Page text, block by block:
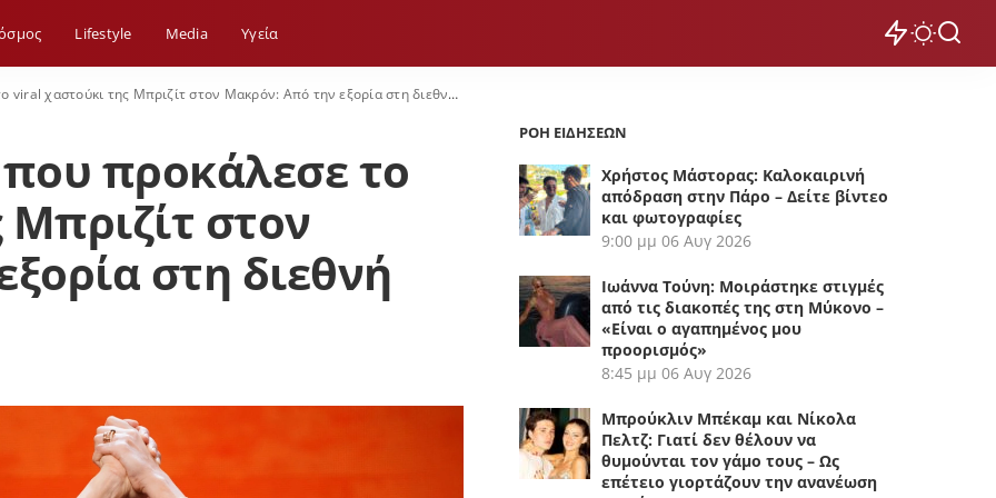
Lifestyle Media Yγεία
χαστούκι της Μπριζίτ στον Μακρόν: Από την εξορία στη διεθνή αναγνώριση
προκάλεσε το
στον
στη διεθνή
ΡΟΗ ΕΙΔΗΣΕΩΝ
Χρήστος Μάστορας: Καλοκαιρινή
απόδραση στην Πάρο – Δείτε βίντεο
και φωτογραφίες
9:00 μμ 06 Αυγ 2026
Ιωάννα Τούνη: Μοιράστηκε στιγμές
από τις διακοπές της στη Μύκονο –
«Είναι ο αγαπημένος μου
προορισμός»
8:45 μμ 06 Αυγ 2026
Μπρούκλιν Μπέκαμ και Νίκολα
Πελτζ: Γιατί δεν θέλουν να
θυμούνται τον γάμο τους – Ως
επέτειο γιορτάζουν την ανανέωση